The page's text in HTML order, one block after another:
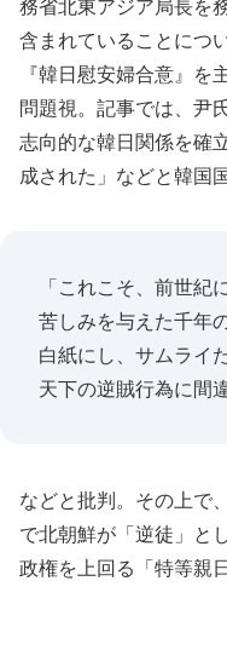
務省北東アジア局長を
含まれていることにつ
『韓日慰安婦合意』を
問題視。記事では、尹
志向的な韓日関係を確
成された」などと韓国
「これこそ、前世紀
苦しみを与えた千年
白紙にし、サムライ
天下の逆賊行為に間
などと批判。その上で
で北朝鮮が「逆徒」と
政権を上回る「特等親